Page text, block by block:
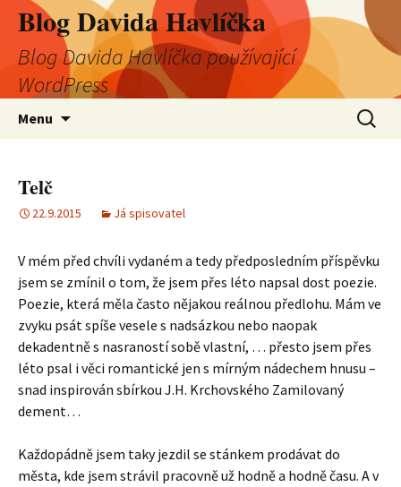
Blog Davida Havlíčka
Blog Davida Havlíčka používající
WordPress
Menu
Telč
22.9.2015 Já spisovatel
V mém před chvíli vydaném a tedy předposledním příspěvku
jsem se zmínil o tom, že jsem přes léto napsal dost poezie.
Poezie, která měla často nějakou reálnou předlohu. Mám ve
zvyku psát spíše vesele s nadsázkou nebo naopak
dekadentně s nasraností sobě vlastní, … přesto jsem přes
léto psal i věci romantické jen s mírným nádechem hnusu –
snad inspirován sbírkou J.H. Krchovského Zamilovaný
dement…
Každopádně jsem taky jezdil se stánkem prodávat do
města, kde jsem strávil pracovně už hodně a hodně času. A v